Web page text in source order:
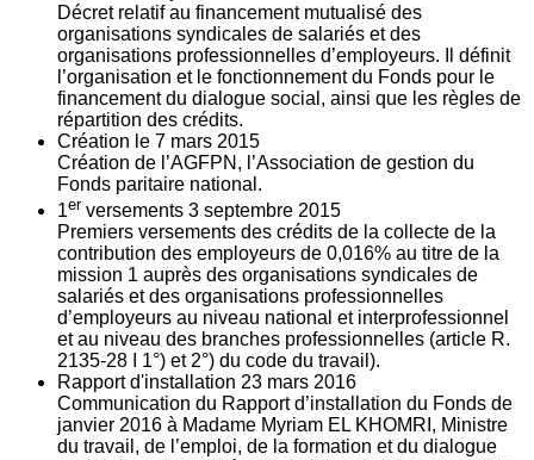
Décret relatif au financement mutualisé des
organisations syndicales de salariés et des
organisations professionnelles d’employeurs. Il définit
l’organisation et le fonctionnement du Fonds pour le
financement du dialogue social, ainsi que les règles de
répartition des crédits.
Création le 7 mars 2015
Création de l’AGFPN, l’Association de gestion du
Fonds paritaire national.
1er versements 3 septembre 2015
Premiers versements des crédits de la collecte de la
contribution des employeurs de 0,016% au titre de la
mission 1 auprès des organisations syndicales de
salariés et des organisations professionnelles
d’employeurs au niveau national et interprofessionnel
et au niveau des branches professionnelles (article R.
2135‐28 I 1°) et 2°) du code du travail).
Rapport d'installation 23 mars 2016
Communication du Rapport d’installation du Fonds de
janvier 2016 à Madame Myriam EL KHOMRI, Ministre
du travail, de l’emploi, de la formation et du dialogue